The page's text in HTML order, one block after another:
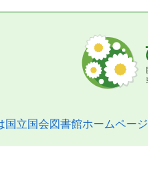
国立国会図書館ホームページ